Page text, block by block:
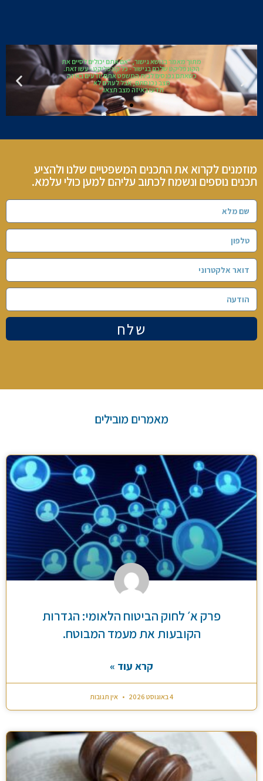
מתוך מאמר בנושא צוואות: "יום אחד בני/ביתי כל זה
יהיה שלך או שחלק או שבכלל לא…. ירושה
מבורכת או קללה לדורות
מוזמנים לקרוא את התכנים המשפטיים שלנו ולהציע
תכנים נוספים ונשמח לכתוב עליהם למען כולי עלמא.
שלח
מאמרים מובילים
פרק א׳ לחוק הביטוח הלאומי: הגדרות
הקובעות את מעמד המבוטח.
קרא עוד »
4 באוגוסט 2026 אין תגובות